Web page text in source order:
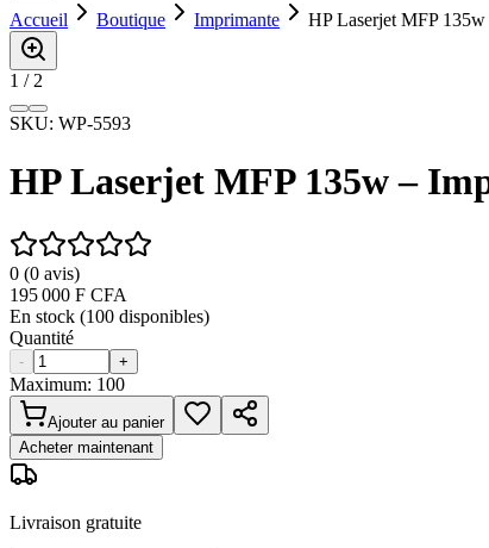
Accueil Boutique Imprimante HP Laserjet MFP
1 / 2
SKU: WP-5593
HP Laserjet MFP 135w –
0 (0 avis)
195 000 F CFA
En stock (100 disponibles)
Quantité
- +
Maximum: 100
Ajouter au panier
Acheter maintenant
Livraison gratuite